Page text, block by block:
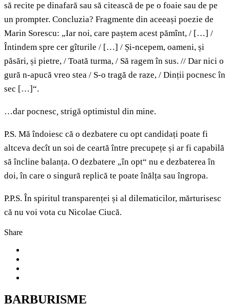
să recite pe dinafară sau să citească de pe o foaie sau de pe
un prompter. Concluzia? Fragmente din aceeași poezie de
Marin Sorescu: „Iar noi, care paștem acest pămînt, / […] /
Întindem spre cer gîturile / […] / Și-ncepem, oameni, și
păsări, și pietre, / Toată turma, / Să ragem în sus. // Dar nici o
gură n-apucă vreo stea / S-o tragă de raze, / Dinții pocnesc în
sec […]“.
…dar pocnesc, strigă optimistul din mine.
P.S. Mă îndoiesc că o dezbatere cu opt candidați poate fi
altceva decît un soi de ceartă între precupețe și ar fi capabilă
să încline balanța. O dezbatere „în opt“ nu e dezbaterea în
doi, în care o singură replică te poate înălța sau îngropa.
P.P.S. În spiritul transparenței și al dilematicilor, mărturisesc
că nu voi vota cu Nicolae Ciucă.
Share
BARBURISME